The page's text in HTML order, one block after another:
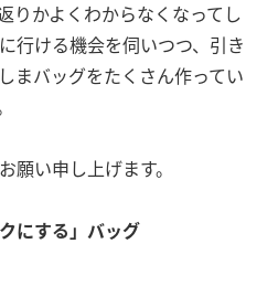
りかよくわからなくなってし
行ける機会を伺いつつ、引き
まバッグをたくさん作ってい
願い申し上げます。
にする」バッグ